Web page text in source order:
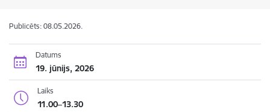
Publicēts: 08.05.2026.
Datums
19. jūnijs, 2026
Laiks
11.00–13.30